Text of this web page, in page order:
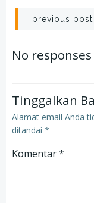
Post
previous post
No
Tinggalkan
Alamat email Anda
ditandai *
Komentar*